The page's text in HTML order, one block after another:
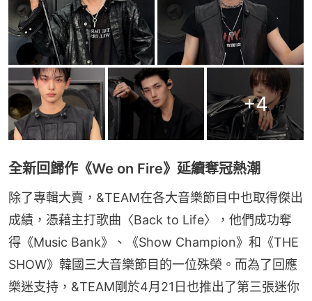
+4
全新回歸作《We on Fire》延續奪冠熱潮
除了專輯大賣，&TEAM在各大音樂節目中也取得傑出
成績，憑藉主打歌曲〈Back to Life〉，他們成功奪
得《Music Bank》、《Show Champion》和《THE
SHOW》韓國三大音樂節目的一位殊榮。而為了回應
樂迷支持，&TEAM剛於4月21日也推出了第三張迷你